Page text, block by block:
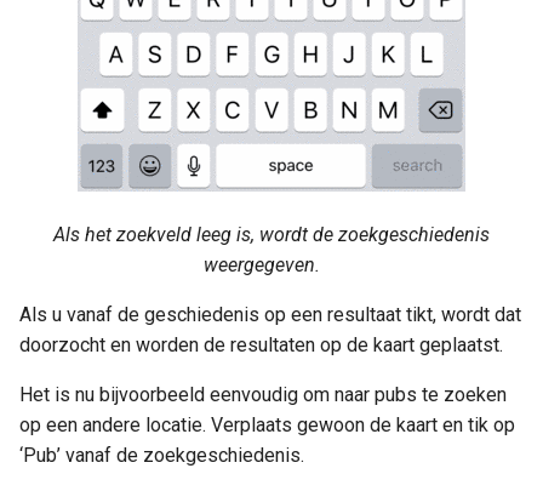
Als het zoekveld leeg is, wordt de zoekgeschiedenis
weergegeven.
Als u vanaf de geschiedenis op een resultaat tikt, wordt dat
doorzocht en worden de resultaten op de kaart geplaatst.
Het is nu bijvoorbeeld eenvoudig om naar pubs te zoeken
op een andere locatie. Verplaats gewoon de kaart en tik op
‘Pub’ vanaf de zoekgeschiedenis.